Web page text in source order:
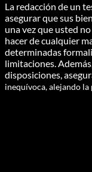
La redacción de un
asegurar que sus
una vez que usted
hacer de cualquier
determinadas
limitaciones.
disposiciones,
inequívoca, alejando